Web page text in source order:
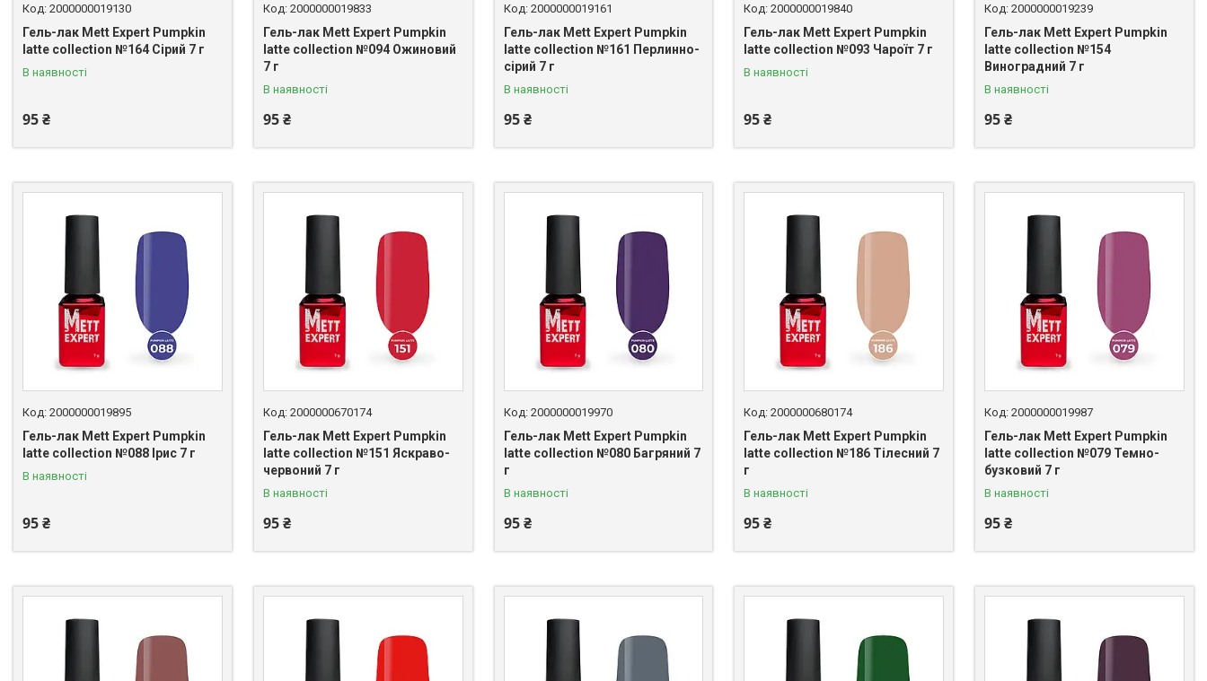
2000000019130
Гель-лак Mett Expert Pumpkin
latte collection №164 Сірий 7 г
В наявності
95 ₴
2000000019833
Гель-лак Mett Expert Pumpkin
latte collection №094 Ожиновий
7 г
В наявності
95 ₴
2000000019161
Гель-лак Mett Expert Pumpkin
latte collection №161 Перлинно-
сірий 7 г
В наявності
95 ₴
2000000019840
Гель-лак Mett Expert Pumpkin
latte collection №093 Чароїт 7 г
В наявності
95 ₴
2000000019239
Гель-лак Mett Expert Pumpkin
latte collection №154
Виноградний 7 г
В наявності
95 ₴
2000000019895
Гель-лак Mett Expert Pumpkin
latte collection №088 Ірис 7 г
В наявності
95 ₴
2000000670174
Гель-лак Mett Expert Pumpkin
latte collection №151 Яскраво-
червоний 7 г
В наявності
95 ₴
2000000019970
Гель-лак Mett Expert Pumpkin
latte collection №080 Багряний 7
г
В наявності
95 ₴
2000000680174
Гель-лак Mett Expert Pumpkin
latte collection №186 Тілесний 7
г
В наявності
95 ₴
2000000019987
Гель-лак Mett Expert Pumpkin
latte collection №079 Темно-
бузковий 7 г
В наявності
95 ₴